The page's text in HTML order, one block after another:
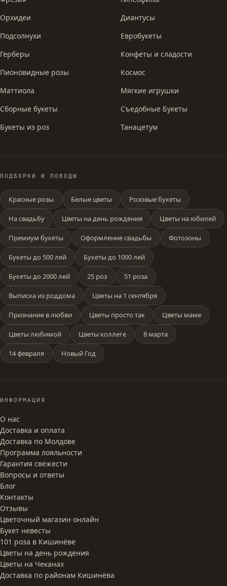
Орхидеи
Подсолнухи
Герберы
Пионовидные розы
Маттиола
Сборные букеты
Букеты из роз
Диантусы
Евробукеты
Конфеты и сладости
Космос
Мягкие игрушки
Съедобные Букеты
Танацетум
ПОДБОРКИ И ПОВОДЫ
Красные розы Белые цветы Розовые букеты
На свадьбу Цветы на день рождения Цветы на юбилей
Премиум букеты Оформление свадьбы Фотозоны
Букеты до 500 лей Букеты до 1000 лей
Букеты до 2000 лей 25 роз 51 роза
Выписка из роддома Цветы на 1 сентября
Признание в любви Цветы просто так Цветы маме
Цветы любимой Цветы коллеге 8 марта
14 февраля Новый Год
ИНФОРМАЦИЯ
О нас
Доставка и оплата
Доставка по Молдове
Программа лояльности
Гарантия свежести
Вопросы и ответы
Блог
Контакты
Отзывы
Цветочный магазин онлайн
Букет невесты
101 роза в Кишинёве
Цветы на день рождения
Цветы на Чеканах
Доставка по районам Кишинёва